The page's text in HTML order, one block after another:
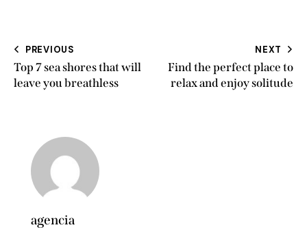
PREVIOUS
Top 7 sea shores that will
leave you breathless
NEXT
Find the perfect place to
relax and enjoy solitude
agencia